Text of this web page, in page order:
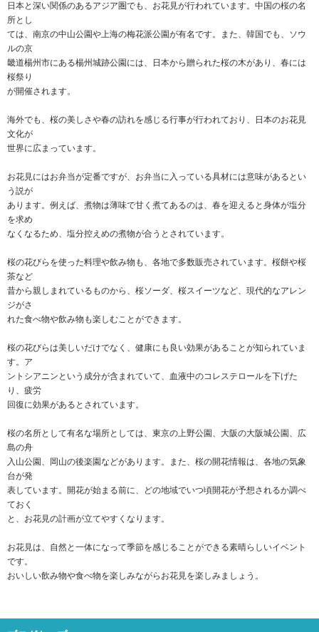
日本と深い関係のあるアジア圏でも、お花見が行われています。中国の桜の名
所とし
ては、南京の中山公園や上海の梅花派公園が有名です。また、韓国でも、ソウ
ルの京
畿道楊州市にある楊州城跡公園には、日本から贈られた桜の木があり、春には
桜祭り
が開催されます。
海外でも、桜の美しさや春の訪れを感じる行事が行われており、日本のお花見
文化が
世界に広まっています。
お花見にはお弁当が定番ですが、お弁当に入っている具材には意味があるとい
う説が
あります。例えば、煮物は薄味で甘く煮てあるのは、春を迎えると身体が塩分
を求め
なくなるため、塩分控えめの煮物が合うとされています。
桜の花びらを使った料理や飲み物も、各地で多数販売されています。桜餅や桜
茶など
昔から親しまれているものから、桜ソーダ、桜スイーツなど、現代的なアレン
ジがさ
れた食べ物や飲み物も楽しむことができます。
桜の花びらは美しいだけでなく、健康にも良い効果があることが知られていま
す。ア
ントシアニンという成分が含まれていて、血液中のコレステロールを下げた
り、疲労
回復に効果があるとされています。
桜の名所として有名な場所としては、東京の上野公園、大阪の大阪城公園、広
島の舟
入山公園、岡山の後楽園などがあります。また、桜の開花情報は、各地の気象
台が発
表しています。開花が始まる前に、どの地域でいつ頃開花が予想されるか調べ
ておく
と、お花見の計画が立てやすくなります。
お花見は、自然と一体になって季節を感じることができる素晴らしいイベント
です。
おいしい飲み物や食べ物を楽しみながらお花見を楽しみましょう。